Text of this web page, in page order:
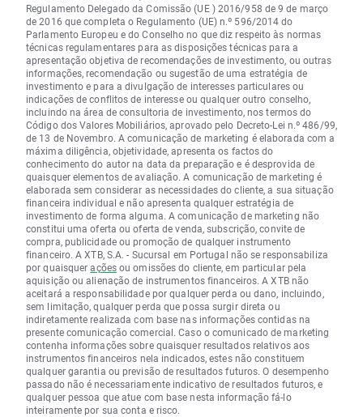
Regulamento Delegado da Comissão (UE ) 2016/958 de 9 de março
de 2016 que completa o Regulamento (UE) n.º 596/2014 do
Parlamento Europeu e do Conselho no que diz respeito às normas
técnicas regulamentares para as disposições técnicas para a
apresentação objetiva de recomendações de investimento, ou outras
informações, recomendação ou sugestão de uma estratégia de
investimento e para a divulgação de interesses particulares ou
indicações de conflitos de interesse ou qualquer outro conselho,
incluindo na área de consultoria de investimento, nos termos do
Código dos Valores Mobiliários, aprovado pelo Decreto-Lei n.º 486/99,
de 13 de Novembro. A comunicação de marketing é elaborada com a
máxima diligência, objetividade, apresenta os factos do
conhecimento do autor na data da preparação e é desprovida de
quaisquer elementos de avaliação. A comunicação de marketing é
elaborada sem considerar as necessidades do cliente, a sua situação
financeira individual e não apresenta qualquer estratégia de
investimento de forma alguma. A comunicação de marketing não
constitui uma oferta ou oferta de venda, subscrição, convite de
compra, publicidade ou promoção de qualquer instrumento
financeiro. A XTB, S.A. - Sucursal em Portugal não se responsabiliza
por quaisqueraçõesou omissões do cliente, em particular pela
aquisição ou alienação de instrumentos financeiros. A XTB não
aceitará a responsabilidade por qualquer perda ou dano, incluindo,
sem limitação, qualquer perda que possa surgir direta ou
indiretamente realizada com base nas informações contidas na
presente comunicação comercial. Caso o comunicado de marketing
contenha informações sobre quaisquer resultados relativos aos
instrumentos financeiros nela indicados, estes não constituem
qualquer garantia ou previsão de resultados futuros. O desempenho
passado não é necessariamente indicativo de resultados futuros, e
qualquer pessoa que atue com base nesta informação fá-lo
inteiramente por sua conta e risco.